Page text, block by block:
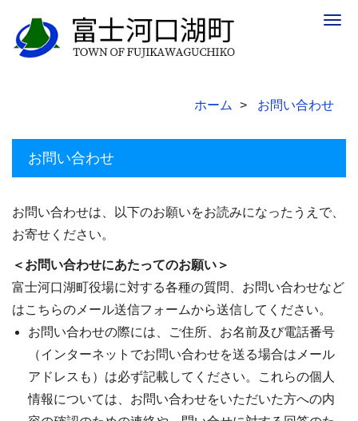
ホーム お問い合わせ
お問い合わせ
お問い合わせは、以下のお願いをお読みになったうえで、
お寄せください。
＜お問い合わせにあたってのお願い＞
富士河口湖町役場に対する各種の質問、お問い合わせなど
はこちらのメール送信フォームから送信してください。
お問い合わせの際には、ご住所、お名前及び電話番号
（インターネットでお問い合わせを送る場合はメール
アドレスも）は必ず記載してください。これらの個人
情報については、お問い合わせをいただいた方への内